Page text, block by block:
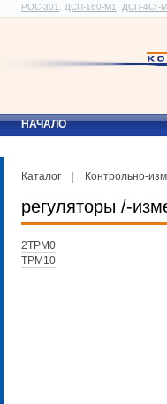
РОС-301 ДСП-160-М1 ДСП-4Сг-
НАЧАЛО
Каталог Контрольно-
регуляторы /-
2ТРМ0
ТРМ10